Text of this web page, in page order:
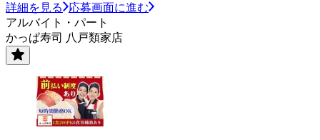
詳細を見る
応募画面に進む
アルバイト・パート
かっぱ寿司 八戸類家店